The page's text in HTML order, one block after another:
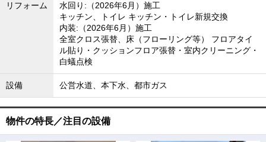
リフォーム
水回り:（2026年6月）施工
キッチン、トイレ キッチン・トイレ新規交換
内装:（2026年6月）施工
全室クロス張替、床（フローリング等） フロアタイ
ル貼り・クッションフロア張替・室内クリーニング・
白蟻点検
設備 公営水道、本下水、都市ガス
物件の特長／注目の設備